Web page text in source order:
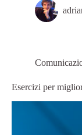
Esercizi per